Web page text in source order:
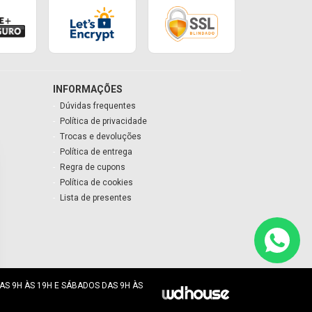
INFORMAÇÕES
Dúvidas frequentes
Política de privacidade
Trocas e devoluções
Política de entrega
Regra de cupons
Política de cookies
Lista de presentes
9H ÀS 19H E SÁBADOS DAS 9H ÀS